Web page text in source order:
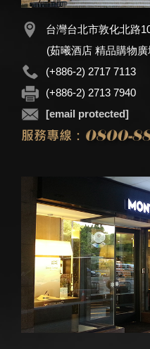
台灣台北市敦化北路
(茹曦酒店 精品購物廣
(+886-2) 2717 7113
(+886-2) 2713 7940
[email protected]